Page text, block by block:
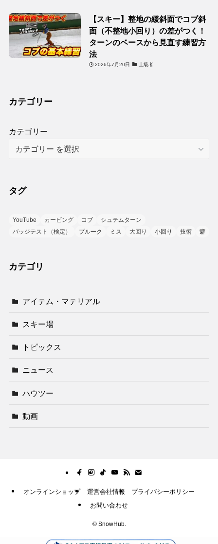
【スキー】整地の緩斜面でコブ斜
面（不整地小回り）の差がつく！
ターンのベースから見直す練習方
法
2026年7月20日 上級者
カテゴリー
カテゴリー
タグ
YouTube カービング コブ
シュテムターン
バッジテスト（検定）
プルーク ミス 大回り 小回り 技術 癖
カテゴリ
アイテム・マテリアル
スキー場
トピックス
ニュース
ハウツー
動画
オンラインショップ 運営会社情報
プライバシーポリシー
お問い合わせ
©SnowHub.